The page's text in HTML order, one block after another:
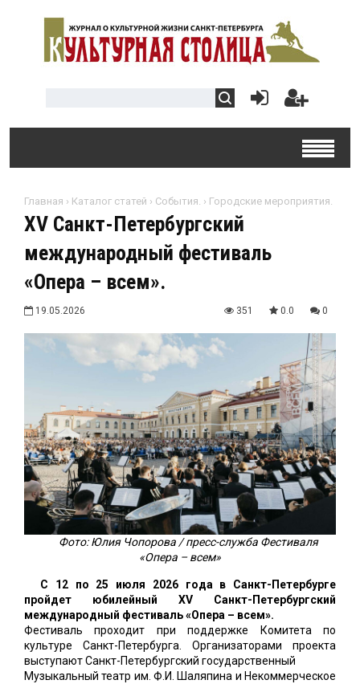
Главная › Каталог статей › События. › Городские мероприятия.
XV Санкт-Петербургский
международный фестиваль
«Опера – всем».
19.05.2026 351 0.0 0
Фото: Юлия Чопорова / пресс-служба Фестиваля
«Опера – всем»
С 12 по 25 июля 2026 года в Санкт-Петербурге
пройдет юбилейный XV Санкт-Петербургский
международный фестиваль «Опера – всем».
Фестиваль проходит при поддержке Комитета по
культуре Санкт-Петербурга. Организаторами проекта
выступают Санкт-Петербургский государственный
Музыкальный театр им. Ф.И. Шаляпина и Некоммерческое